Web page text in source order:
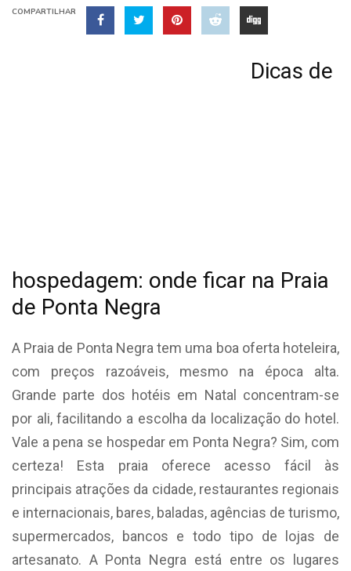
COMPARTILHAR
Dicas de
hospedagem: onde ficar na Praia
de Ponta Negra
A Praia de Ponta Negra tem uma boa oferta hoteleira,
com preços razoáveis, mesmo na época alta.
Grande parte dos hotéis em Natal concentram-se
por ali, facilitando a escolha da localização do hotel.
Vale a pena se hospedar em Ponta Negra? Sim, com
certeza! Esta praia oferece acesso fácil às
principais atrações da cidade, restaurantes regionais
e internacionais, bares, baladas, agências de turismo,
supermercados, bancos e todo tipo de lojas de
artesanato. A Ponta Negra está entre os lugares